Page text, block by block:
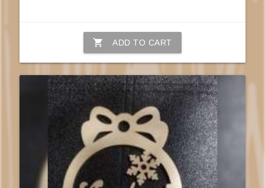
shopping_cart ADD TO CART